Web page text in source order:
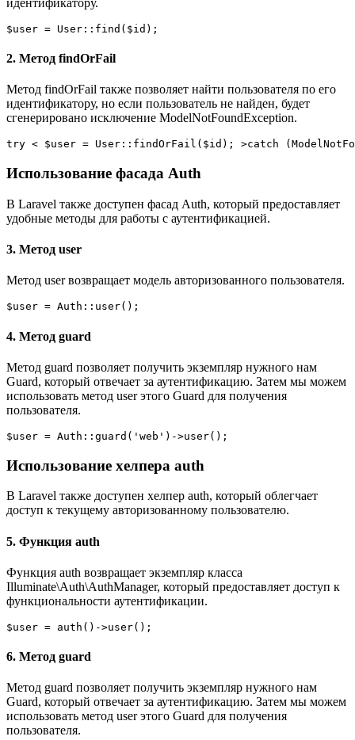
$user = User::find($id);
2. Метод findOrFail
Метод findOrFail также позволяет найти пользователя по его
идентификатору, но если пользователь не найден, будет
сгенерировано исключение ModelNotFoundException.
try < $user = User::findOrFail($id); >catch
Использование фасада Auth
В Laravel также доступен фасад Auth, который предоставляет
удобные методы для работы с аутентификацией.
3. Метод user
Метод user возвращает модель авторизованного пользователя.
$user = Auth::user();
4. Метод guard
Метод guard позволяет получить экземпляр нужного нам
Guard, который отвечает за аутентификацию. Затем мы можем
использовать метод user этого Guard для получения
пользователя.
$user = Auth::guard('web')->user();
Использование хелпера auth
В Laravel также доступен хелпер auth, который облегчает
доступ к текущему авторизованному пользователю.
5. Функция auth
Функция auth возвращает экземпляр класса
Illuminate\Auth\AuthManager, который предоставляет доступ к
функциональности аутентификации.
$user = auth()->user();
6. Метод guard
Метод guard позволяет получить экземпляр нужного нам
Guard, который отвечает за аутентификацию. Затем мы можем
использовать метод user этого Guard для получения
пользователя.